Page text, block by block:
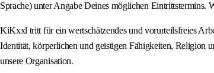
Sprache) unter Angabe Deines möglichen Eintrittstermins.
KiKxxl tritt für ein wertschätzendes und vorurteilsfreies
Identität, körperlichen und geistigen Fähigkeiten, Religion
unsere Organisation.